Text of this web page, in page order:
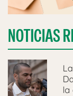
NOTICIAS
la